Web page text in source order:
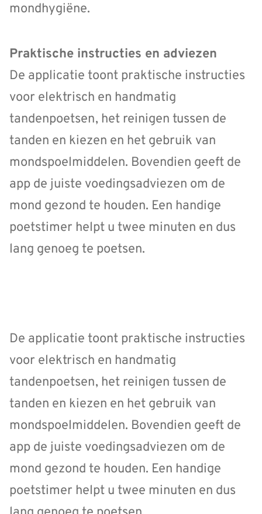
mondhygiëne.
Praktische instructies en adviezen
De applicatie toont praktische instructies
voor elektrisch en handmatig
tandenpoetsen, het reinigen tussen de
tanden en kiezen en het gebruik van
mondspoelmiddelen. Bovendien geeft de
app de juiste voedingsadviezen om de
mond gezond te houden. Een handige
poetstimer helpt u twee minuten en dus
lang genoeg te poetsen.
De applicatie toont praktische instructies
voor elektrisch en handmatig
tandenpoetsen, het reinigen tussen de
tanden en kiezen en het gebruik van
mondspoelmiddelen. Bovendien geeft de
app de juiste voedingsadviezen om de
mond gezond te houden. Een handige
poetstimer helpt u twee minuten en dus